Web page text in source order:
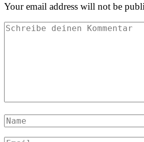
Your email address will not be